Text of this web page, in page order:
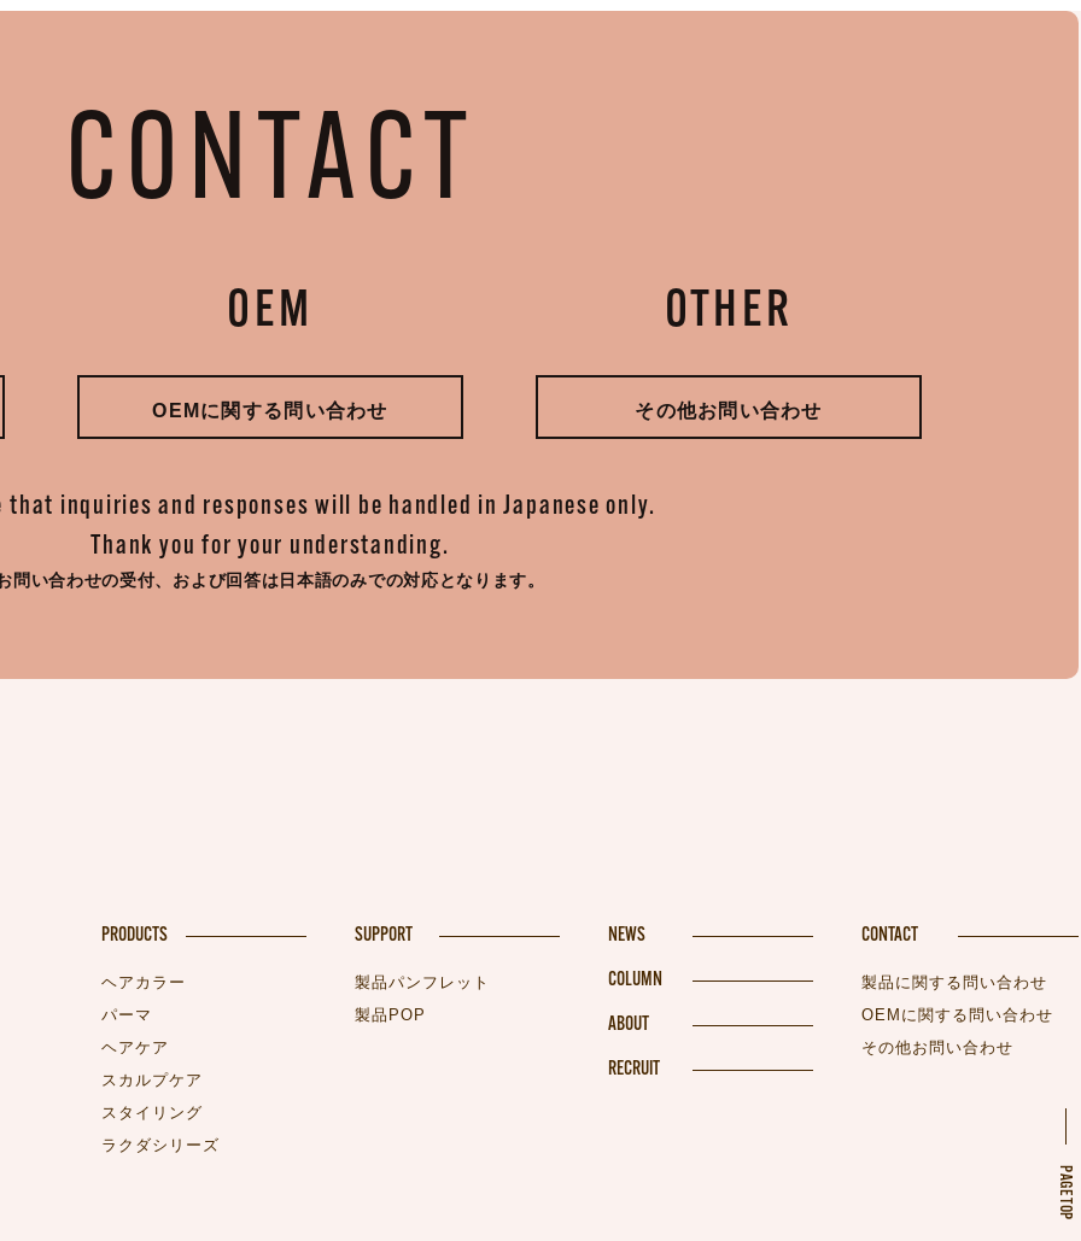
CONTACT
OEM
OEMに関する問い合わせ
OTHER
その他お問い合わせ
that inquiries and responses will be handled in Japanese only.
Thank you for your understanding.
問い合わせの受付、 および回答は日本語のみでの対応となります。
PRODUCTS
ヘアカラー
パーマ
ヘアケア
スカルプケア
スタイリング
ラクダシリーズ
SUPPORT
製品パンフレット
製品POP
NEWS
COLUMN
ABOUT
RECRUIT
CONTACT
製品に関する問い合わせ
OEMに関する問い合わせ
その他お問い合わせ
PAGETOP